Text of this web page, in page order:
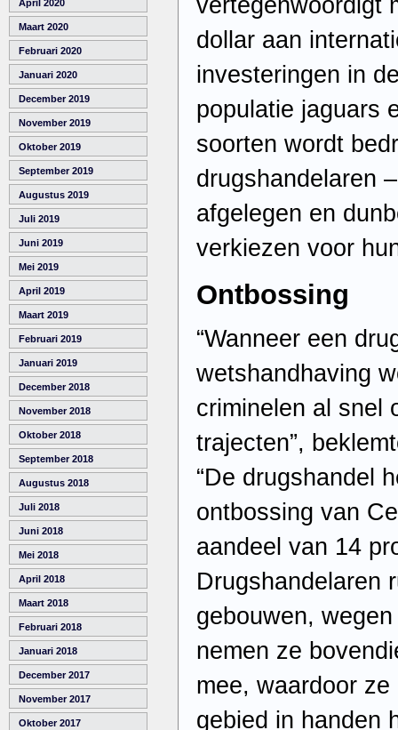
April 2020
Maart 2020
Februari 2020
Januari 2020
December 2019
November 2019
Oktober 2019
September 2019
Augustus 2019
Juli 2019
Juni 2019
Mei 2019
April 2019
Maart 2019
Februari 2019
Januari 2019
December 2018
November 2018
Oktober 2018
September 2018
Augustus 2018
Juli 2018
Juni 2018
Mei 2018
April 2018
Maart 2018
Februari 2018
Januari 2018
December 2017
November 2017
Oktober 2017
dollar aan
investeringen in
populatie jaguars
soorten wordt
drugshandelaren
afgelegen en
verkiezen voor
Ontbossing
“Wanneer een
wetshandhaving
criminelen al snel
trajecten”,
“De drugshandel
ontbossing van
aandeel van 14
Drugshandelaren
gebouwen,
nemen ze
mee, waardoor
gebied in handen